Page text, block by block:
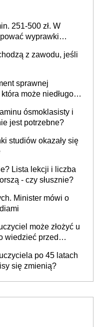
251-500 zł. W
wyprawki
z zawodu, jeśli
sprawnej
może niedługo
ósmoklasisty i
jest potrzebne?
studiów okazały się
Lista lekcji i liczba
- czy słusznie?
Minister mówi o
może złożyć u
wiedzieć przed
po 45 latach
się zmienią?